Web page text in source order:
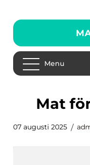
Menu
Mat
07 augusti 2025